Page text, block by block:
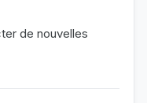
de nouvelles